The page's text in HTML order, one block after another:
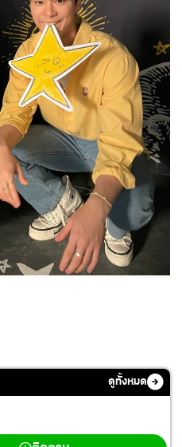
ดูทั้งหมด